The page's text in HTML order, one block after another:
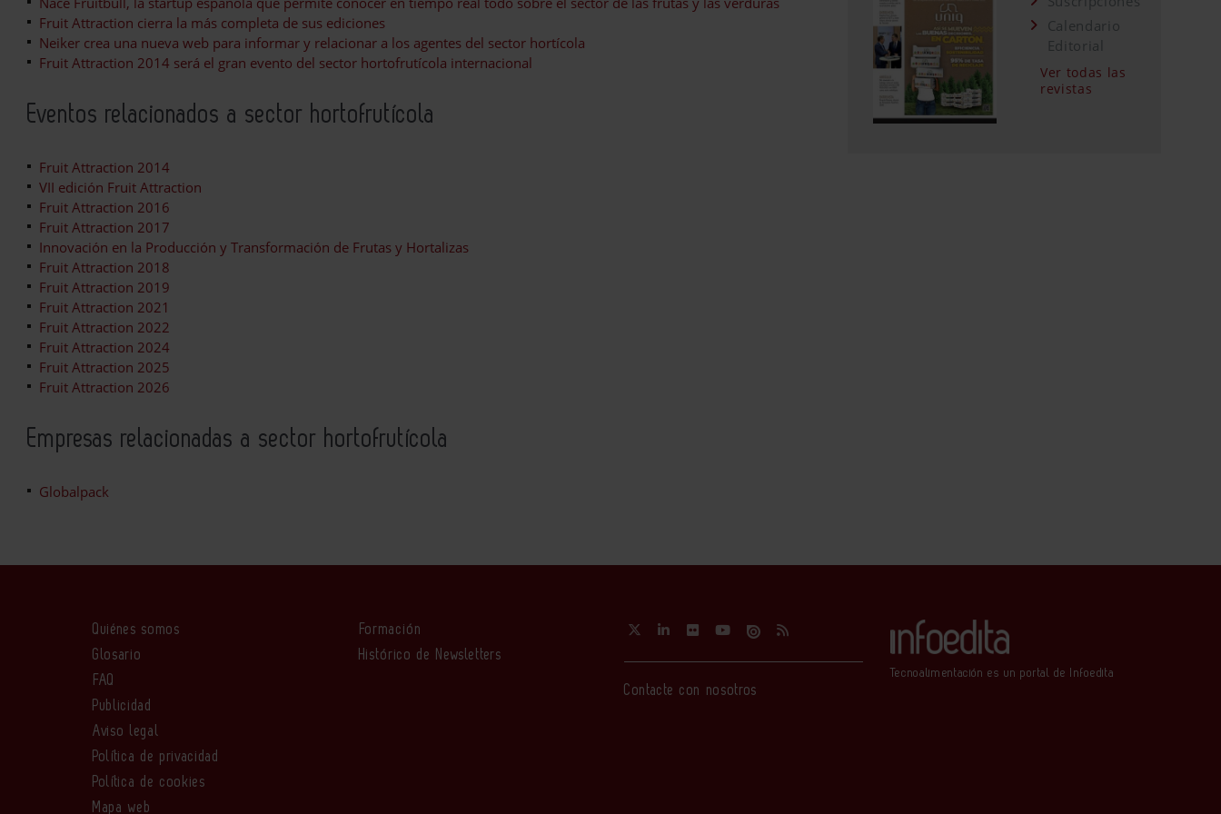
Fruit Attraction cierra la más completa de sus ediciones
Neiker crea una nueva web para informar y relacionar a los agentes del sector hortícola
Fruit Attraction 2014 será el gran evento del sector hortofrutícola internacional
Eventos relacionados a sector hortofrutícola
Fruit Attraction 2014
VII edición Fruit Attraction
Fruit Attraction 2016
Fruit Attraction 2017
Innovación en la Producción y Transformación de Frutas y Hortalizas
Fruit Attraction 2018
Fruit Attraction 2019
Fruit Attraction 2021
Fruit Attraction 2022
Fruit Attraction 2024
Fruit Attraction 2025
Fruit Attraction 2026
Empresas relacionadas a sector hortofrutícola
Globalpack
Calendario
Editorial
Ver todas las
revistas
Quiénes somos
Glosario
FAQ
Publicidad
Aviso legal
Política de privacidad
Política de cookies
Mapa web
Formación
Histórico de Newsletters
Contacte con nosotros
Tecnoalimentación es un portal de Infoedita